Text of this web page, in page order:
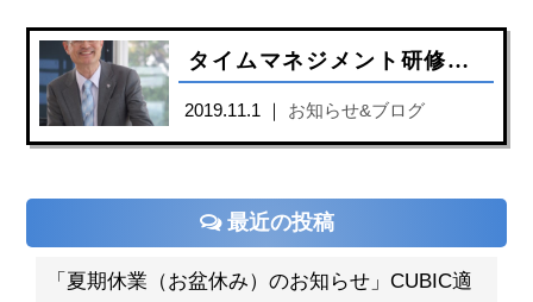
タイムマネジメント研修（働き方改革）の講師・本・資料をお探しの方へ
2019.11.1 ｜ お知らせ&ブログ
最近の投稿
「夏期休業（お盆休み）のお知らせ」CUBIC適